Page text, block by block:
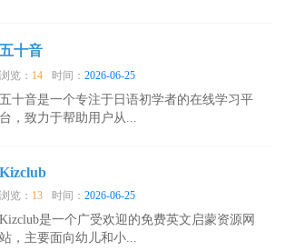
五十音
浏览： 14 时间：2026-06-25
五十音是一个专注于日语初学者的在线学习平
台，致力于帮助用户从...
Kizclub
浏览： 13 时间：2026-06-25
Kizclub是一个广受欢迎的免费英文启蒙资源网
站，主要面向幼儿和小...